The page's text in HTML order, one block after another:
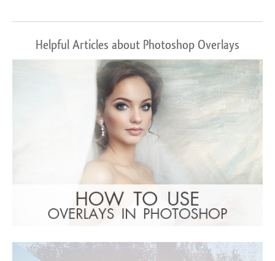
Helpful Articles about Photoshop Overlays